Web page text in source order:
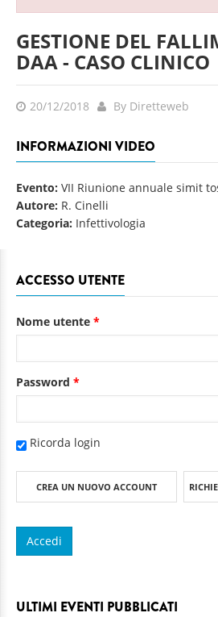
GESTIONE DEL
DAA - CASO CLINICO
20/12/2018 By Diretteweb
INFORMAZIONI VIDEO
Evento: VII Riunione annuale simit
Autore: R. Cinelli
Categoria: Infettivologia
ACCESSO UTENTE
Nome utente *
Password *
Ricorda login
CREA UN NUOVO ACCOUNT
ULTIMI EVENTI PUBBLICATI